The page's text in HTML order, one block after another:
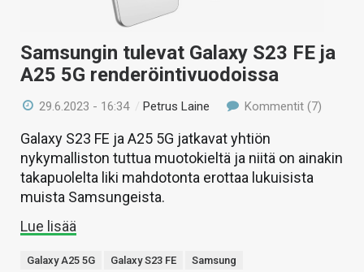
Samsungin tulevat Galaxy S23 FE ja
A25 5G renderöintivuodoissa
29.6.2023 - 16:34 /Petrus Laine Kommentit (7)
Galaxy S23 FE ja A25 5G jatkavat yhtiön
nykymalliston tuttua muotokieltä ja niitä on ainakin
takapuolelta liki mahdotonta erottaa lukuisista
muista Samsungeista.
Lue lisää
Galaxy A25 5G Galaxy S23 FE Samsung